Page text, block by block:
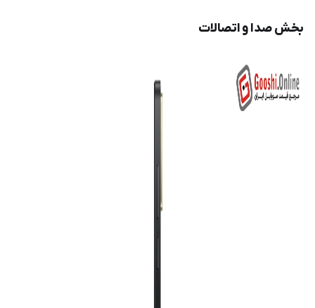
بخش صدا و اتصالات